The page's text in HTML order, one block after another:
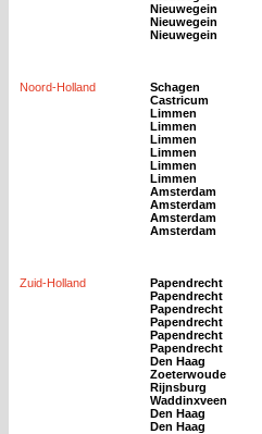
Nieuwegein
Nieuwegein
Nieuwegein
Noord-Holland Schagen
Castricum
Limmen
Limmen
Limmen
Limmen
Limmen
Limmen
Amsterdam
Amsterdam
Amsterdam
Amsterdam
Zuid-Holland Papendrecht
Papendrecht
Papendrecht
Papendrecht
Papendrecht
Papendrecht
Den Haag
Zoeterwoude
Rijnsburg
Waddinxveen
Den Haag
Den Haag